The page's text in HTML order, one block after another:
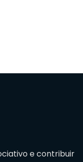
e contribuir